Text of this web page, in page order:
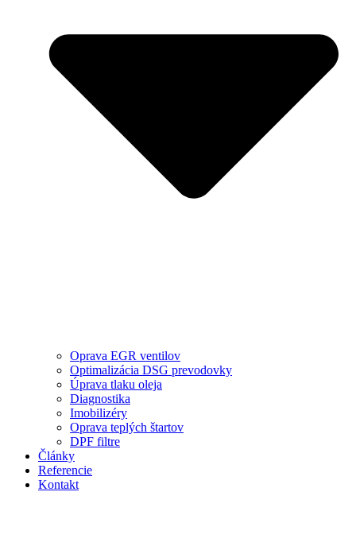
Oprava EGR ventilov
Optimalizácia DSG prevodovky
Úprava tlaku oleja
Diagnostika
Imobilizéry
Oprava teplých štartov
DPF filtre
Články
Referencie
Kontakt